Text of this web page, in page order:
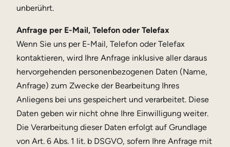
unberührt.
Anfrage per E-Mail, Telefon oder Telefax
Wenn Sie uns per E-Mail, Telefon oder Telefax
kontaktieren, wird Ihre Anfrage inklusive aller daraus
hervorgehenden personenbezogenen Daten (Name,
Anfrage) zum Zwecke der Bearbeitung Ihres
Anliegens bei uns gespeichert und verarbeitet. Diese
Daten geben wir nicht ohne Ihre Einwilligung weiter.
Die Verarbeitung dieser Daten erfolgt auf Grundlage
von Art. 6 Abs. 1 lit. b DSGVO, sofern Ihre Anfrage mit